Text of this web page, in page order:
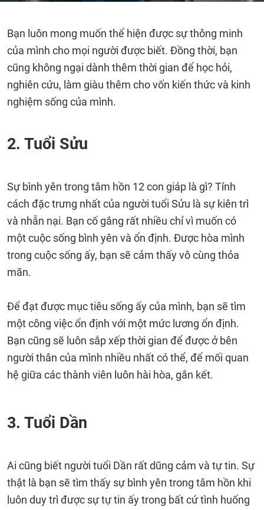
Bạn luôn mong muốn thể hiện được sự thông minh
của mình cho mọi người được biết. Đồng thời, bạn
cũng không ngại dành thêm thời gian để học hỏi,
nghiên cứu, làm giàu thêm cho vốn kiến thức và kinh
nghiệm sống của mình.
2. Tuổi Sửu
Sự bình yên trong tâm hồn 12 con giáp là gì? Tính
cách đặc trưng nhất của người tuổi Sửu là sự kiên trì
và nhẫn nại. Bạn cố gắng rất nhiều chỉ vì muốn có
một cuộc sống bình yên và ổn định. Được hòa mình
trong cuộc sống ấy, bạn sẽ cảm thấy vô cùng thỏa
mãn.
Để đạt được mục tiêu sống ấy của mình, bạn sẽ tìm
một công việc ổn định với một mức lương ổn định.
Bạn cũng sẽ luôn sắp xếp thời gian để được ở bên
người thân của mình nhiều nhất có thể, để mối quan
hệ giữa các thành viên luôn hài hòa, gắn kết.
3. Tuổi Dần
Ai cũng biết người tuổi Dần rất dũng cảm và tự tin. Sự
thật là bạn sẽ tìm thấy sự bình yên trong tâm hồn khi
luôn duy trì được sự tự tin ấy trong bất cứ tình huống